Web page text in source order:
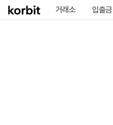
거래소 입출금